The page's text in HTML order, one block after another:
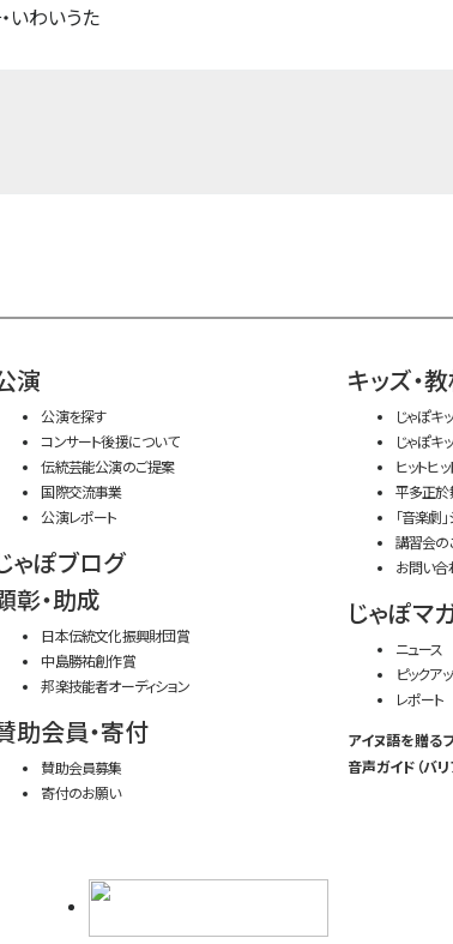
いわいうた
演
公演を探す
コンサート後援について
伝統芸能公演のご提案
国際交流事業
公演レポート
ゃぽブログ
彰・助成
日本伝統文化振興財団賞
中島勝祐創作賞
邦楽技能者オーディション
助会員・寄付
賛助会員募集
寄付のお願い
キッズ・
じゃぽキ
じゃぽキ
ヒットヒ
平多正
「音楽劇
講習会の
お問い合
じゃぽマ
ニュース
ピックア
レポート
アイヌ語を贈る
音声ガイド（バリ